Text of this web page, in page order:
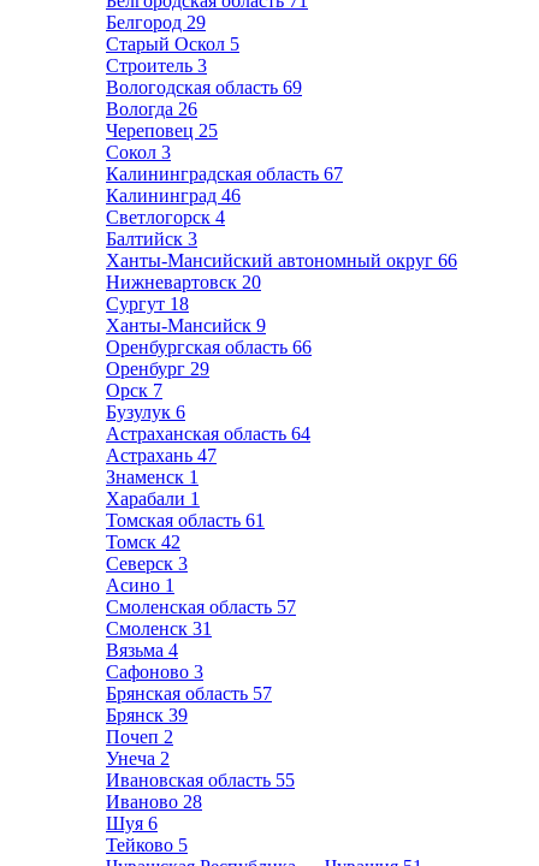
Белгород 29
Старый Оскол 5
Строитель 3
Вологодская область 69
Вологда 26
Череповец 25
Сокол 3
Калининградская область 67
Калининград 46
Светлогорск 4
Балтийск 3
Ханты-Мансийский автономный округ 66
Нижневартовск 20
Сургут 18
Ханты-Мансийск 9
Оренбургская область 66
Оренбург 29
Орск 7
Бузулук 6
Астраханская область 64
Астрахань 47
Знаменск 1
Харабали 1
Томская область 61
Томск 42
Северск 3
Асино 1
Смоленская область 57
Смоленск 31
Вязьма 4
Сафоново 3
Брянская область 57
Брянск 39
Почеп 2
Унеча 2
Ивановская область 55
Иваново 28
Шуя 6
Тейково 5